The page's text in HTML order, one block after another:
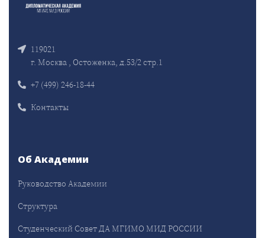
119021
г. Москва , Остоженка, д.53/2 стр.1
+7 (499) 246-18-44
Контакты
Об Академии
Руководство Академии
Структура
Студенческий Совет ДА МГИМО МИД РОССИИ